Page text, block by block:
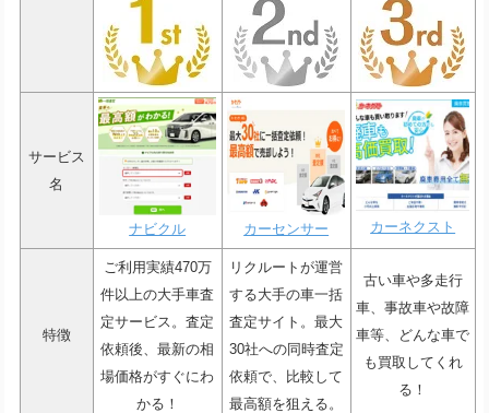
サービス
名
ナビクル カーセンサー カーネクスト
特徴
ご利用実績470万
件以上の大手車査
定サービス。査定
依頼後、最新の相
場価格がすぐにわ
かる！
リクルートが運営
する大手の車一括
査定サイト。最大
30社への同時査定
依頼で、比較して
最高額を狙える。
古い車や多走行
車、事故車や故障
車等、どんな車で
も買取してくれ
る！